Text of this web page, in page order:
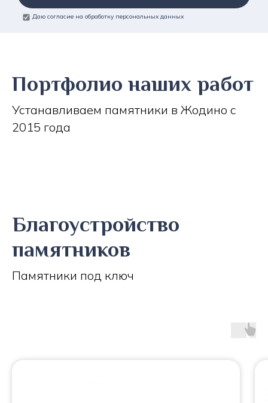
Даю согласие на обработку персональных данных
Портфолио наших работ
Устанавливаем памятники в Жодино с
2015 года
Благоустройство
памятников
Памятники под ключ